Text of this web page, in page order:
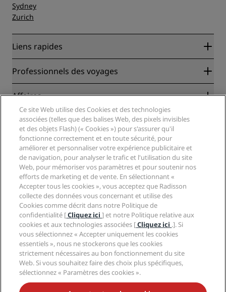
Sydney
Zurich
Liens rapides
Radisson Rewards
Blog
Nouveaux et futurs hôtels
Application Radisson Hotels
Hôtels adaptés aux sportifs
Hôtels adaptés aux Familles
Santé et sécurité
Professionnels des voyages
Partenaires
Agents de voyages
Affaires
Radisson Hotel Group
Médias
Carrières RHG
Carrières PPHE
Carrières EHL
The Club by RHG
Opportunités de développement
Entreprise responsable
Approvisionnement
Légal
Centre de confidentialité
Mentions légales
Conditions générales Radisson Rewards
Contrat d’utilisation du site
Accessibilité numérique
Déclaration sur l’esclavage moderne
Aide
Avis aux consommateurs
Contact
FAQ
Plan du site
Médias sociaux
Marques Radisson Hotels
NE MANQUEZ AUCUNE DE NOS OFFRES LES PLUS
Ce site Web utilise des Cookies et des technologies
associées (telles que des balises Web, des pixels invisibles
et des objets Flash) (« Cookies ») pour s'assurer qu'il
fonctionne correctement et en toute sécurité, pour
améliorer et personnaliser votre expérience publicitaire et
de navigation, pour analyser le trafic et l'utilisation du site
Web, pour mémoriser vos paramètres et pour soutenir nos
efforts de marketing et de vente. En sélectionnant «
Accepter tous les cookies », vous acceptez que Radisson
collecte des données vous concernant et utilise des
Cookies comme décrit dans notre Politique de
confidentialité [Cliquez ici] et notre Politique relative aux
cookies et aux technologies associées [Cliquez ici .]. Si
vous sélectionnez « Accepter uniquement les cookies
essentiels », nous ne stockerons que les cookies
strictement nécessaires au bon fonctionnement du site
Web. Si vous souhaitez faire des choix plus spécifiques,
sélectionnez « Paramètres des cookies ».